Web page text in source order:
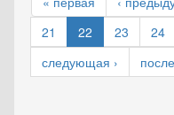
21
22 23 24
следующая ›